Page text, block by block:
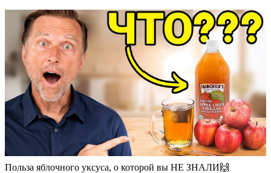
Польза яблочного уксуса, о которой вы НЕ ЗНАЛИ🙌